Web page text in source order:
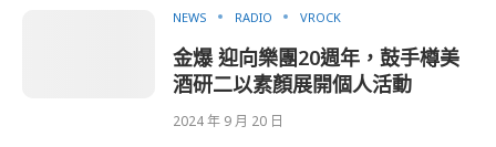
NEWS RADIO VROCK
金爆 迎向樂團20週年，鼓手樽美
酒研二以素顏展開個人活動
2024 年 9 月 20 日